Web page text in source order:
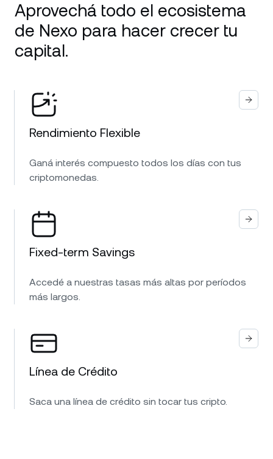
Aprovechá todo el ecosistema
de Nexo para hacer crecer tu
capital.
Rendimiento Flexible
Ganá interés compuesto todos los días con tus
criptomonedas.
Fixed-term Savings
Accedé a nuestras tasas más altas por períodos
más largos.
Línea de Crédito
Saca una línea de crédito sin tocar tus cripto.